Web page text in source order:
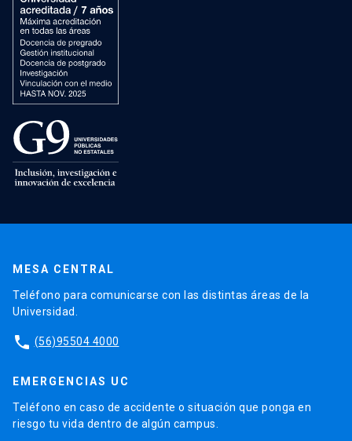
MESA CENTRAL
Teléfono para comunicarse con las distintas áreas de la
Universidad.
phone (56)95504 4000
EMERGENCIAS UC
Teléfono en caso de accidente o situación que ponga en
riesgo tu vida dentro de algún campus.